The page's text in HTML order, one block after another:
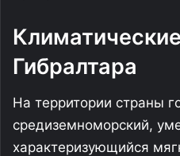
Гибралтара
На территории страны
средиземноморский,
характеризующийся